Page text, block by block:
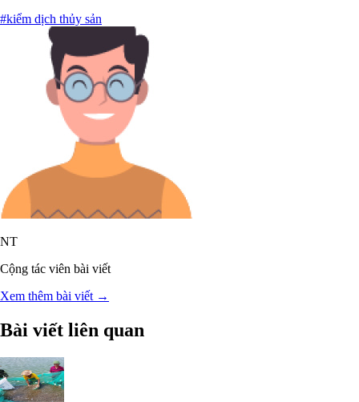
#kiểm dịch thủy sản
NT
Cộng tác viên bài viết
Xem thêm bài viết →
Bài viết liên quan